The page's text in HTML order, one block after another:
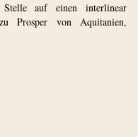
auf einen interlinear
Prosper von Aquitanien,